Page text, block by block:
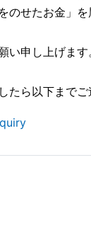
のせたお金」を
い申し上げます
ら以下までご